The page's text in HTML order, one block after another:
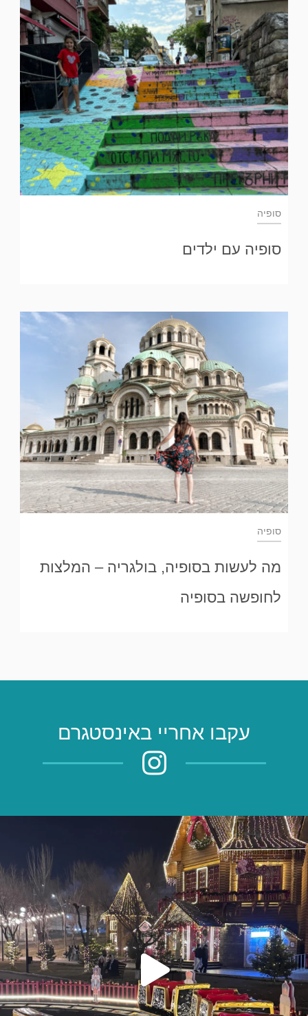
סופיה
סופיה עם ילדים
סופיה
מה לעשות בסופיה, בולגריה – המלצות
לחופשה בסופיה
עקבו אחריי באינסטגרם